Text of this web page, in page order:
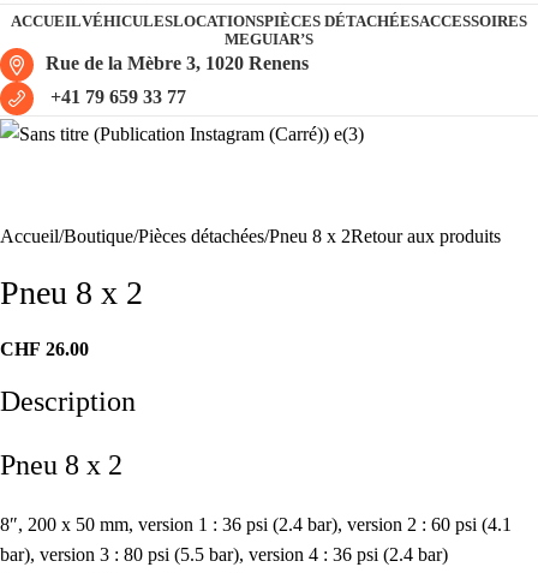
ACCUEILVÉHICULESLOCATIONSPIÈCES DÉTACHÉESACCESSOIRES
MEGUIAR’S
Rue de la Mèbre 3, 1020 Renens
+41 79 659 33 77
Accueil Boutique Pièces détachées Pneu 8 x 2Retour aux produits
Pneu 8 x 2
CHF 26.00
Description
Pneu 8 x 2
8″, 200 x 50 mm, version 1 : 36 psi (2.4 bar), version 2 : 60 psi (4.1
bar), version 3 : 80 psi (5.5 bar), version 4 : 36 psi (2.4 bar)